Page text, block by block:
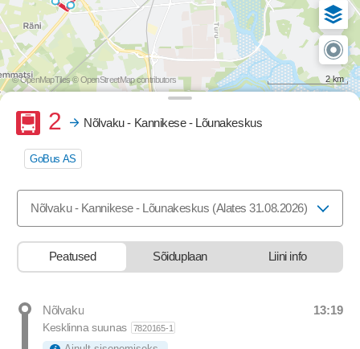
© OpenMapTiles © OpenStreetMap contributors 2 km
Buss
2 Nõlvaku - Kannikese - Lõunakeskus
GoBus AS
Nõlvaku - Kannikese - Lõunakeskus (Alates 31.08.2026)
Peatused Sõiduplaan Liini info
Nõlvaku Departure
13:19
Kesklinna suunas 7820165-1